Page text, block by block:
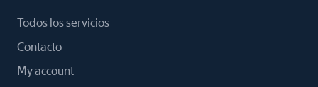
Todos los servicios
Contacto
My account